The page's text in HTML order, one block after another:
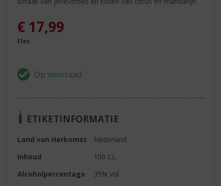
€ 17,99
Fles
ETIKETINFORMATIE
Land van Herkomst
Nederland
Inhoud
100 CL
Alcoholpercentage
35% vol